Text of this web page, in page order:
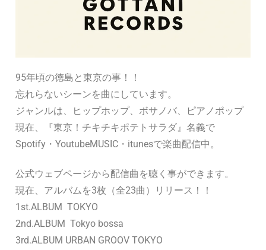
95年頃の徳島と東京の事！！
忘れらないシーンを曲にしています。
ジャンルは、ヒップホップ、ボサノバ、ピアノポップ
現在、『東京！チキチキポテトサラダ』名義で
Spotify・YoutubeMUSIC・itunesで楽曲配信中。
公式ウェブページから配信曲を聴く事ができます。
現在、アルバムを3枚（全23曲）リリース！！
1st.ALBUM TOKYO
2nd.ALBUM Tokyo bossa
3rd.ALBUM URBAN GROOV TOKYO